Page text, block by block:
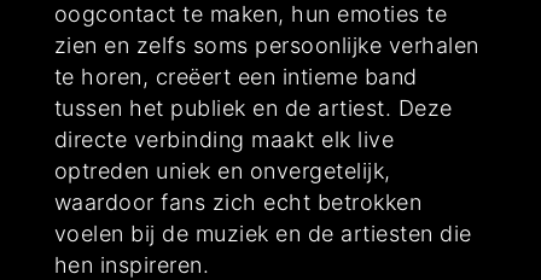
oogcontact te maken, hun emoties te
zien en zelfs soms persoonlijke verhalen
te horen, creëert een intieme band
tussen het publiek en de artiest. Deze
directe verbinding maakt elk live
optreden uniek en onvergetelijk,
waardoor fans zich echt betrokken
voelen bij de muziek en de artiesten die
hen inspireren.